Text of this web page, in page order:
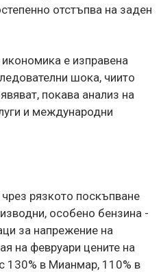
отстъпва на заден
е изправена
шока, чиито
покава анализ на
и международни
рязкото поскъпване
особено бензина -
за напрежение на
на февруари цените на
130% в Мианмар, 110% в